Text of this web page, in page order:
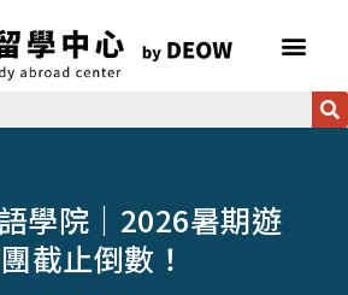
學院｜2026暑期遊
截止倒數！